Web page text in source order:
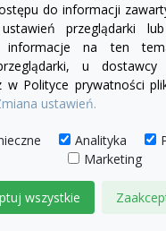
bez boku | sofa
do informacji
przeglądarki
informacje na ten
u
w Polityce prywatności
ustawień.
Analityka
Marketing
wszystkie